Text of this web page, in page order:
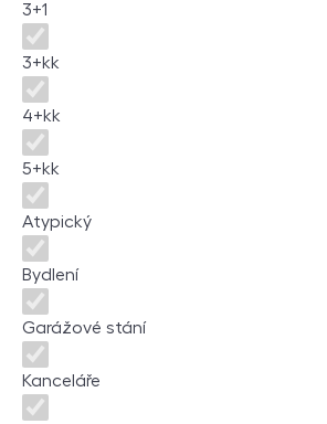
3+1
3+kk
4+kk
5+kk
Atypický
Bydlení
Garážové stání
Kanceláře